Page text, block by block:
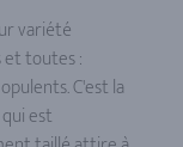
variété
et toutes :
C'est la
est